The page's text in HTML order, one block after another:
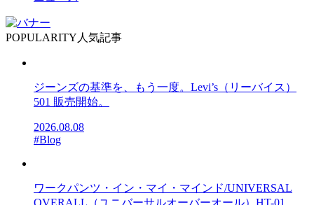
POPULARITY 人気記事
ジーンズの基準を、もう一度。Levi’s（リーバイス）
501 販売開始。
2026.08.08
#Blog
ワークパンツ・イン・マイ・マインド/UNIVERSAL
OVERALL（ユニバーサルオーバーオール）HT-01